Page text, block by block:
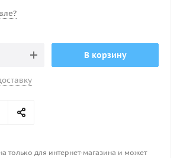
патрубка, мм : 29,5
GPH : 2000
л/мин : 133
В корзину
только для интернет-магазина и может